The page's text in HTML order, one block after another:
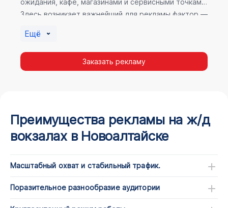
ожидания, кафе, магазинами и сервисными точками.
Здесь возникает важнейший для рекламы фактор —
пассажир максимально открыт для информации, а
его внимание не так рассеяно, как при беглом
просмотре постов в соцсетях.
Ещё
Заказать рекламу
Преимущества рекламы на ж/д
вокзалах в Новоалтайске
Масштабный охват и стабильный трафик.
Поразительное разнообразие аудитории